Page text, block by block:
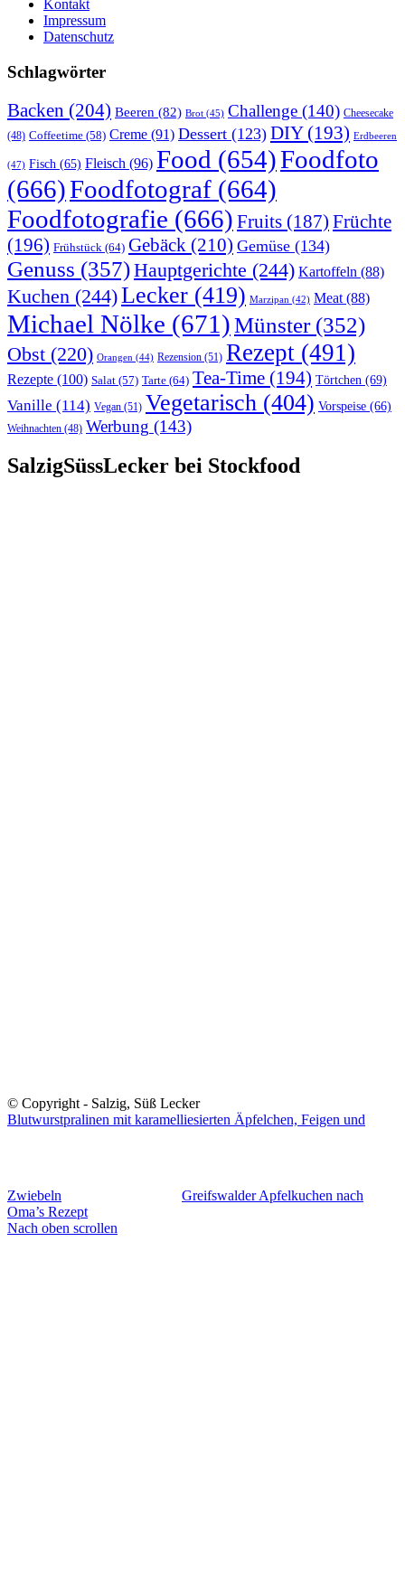
Kontakt
Impressum
Datenschutz
Schlagwörter
Backen (204) Beeren (82) Brot (45) Challenge (140) Cheesecake
(48) Coffeetime (58) Creme (91) Dessert (123) DIY(193) Erdbeeren
(47) Fisch (65) Fleisch (96) Food (654)Foodfoto
(666)Foodfotograf (664)
Foodfotografie (666) Fruits (187) Früchte
(196) Frühstück (64) Gebäck (210) Gemüse (134)
Genuss (357)Hauptgerichte (244) Kartoffeln (88)
Kuchen (244)Lecker (419) Marzipan (42) Meat (88)
Michael Nölke (671)Münster(352)
Obst (220) Orangen (44) Rezension (51) Rezept (491)
Rezepte (100) Salat (57) Tarte (64) Tea-Time (194) Törtchen (69)
Vanille (114) Vegan (51) Vegetarisch (404) Vorspeise (66)
Weihnachten (48) Werbung (143)
SalzigSüssLecker bei Stockfood
© Copyright - Salzig, Süß Lecker
Blutwurstpralinen mit karamelliesierten Äpfelchen, Feigen und
Zwiebeln
Greifswalder Apfelkuchen nach
Oma’s Rezept
Nach oben scrollen